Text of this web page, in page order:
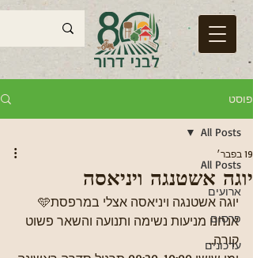
פוסט
All Posts
ארועים
פרסום
עדכונים
All Posts
יוגה אשטנגה ויניאסה
19 בפבר׳
יוגה אשטנגה ויניאסה אצלי במרפסת🩵
אנחנו מניעות נשימה ותנועה והשאר פשוט
קורה..